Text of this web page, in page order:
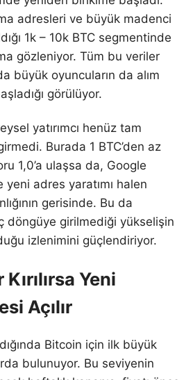
adresleri ve büyük madenci
1k – 10k BTC segmentinde
gözleniyor. Tüm bu veriler
büyük oyuncuların da alım
görülüyor.
yatırımcı henüz tam
Burada 1 BTC’den az
1,0’a ulaşsa da, Google
yeni adres yaratımı halen
gerisinde. Bu da
döngüye girilmediği yükselişin
izlenimini güçlendiriyor.
Yeni
Açılır
Bitcoin için ilk büyük
bulunuyor. Bu seviyenin